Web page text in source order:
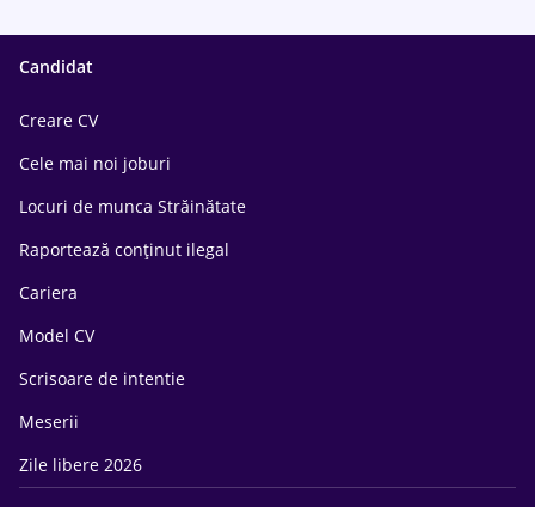
Candidat
Creare CV
Cele mai noi joburi
Locuri de munca Străinătate
Raportează conținut ilegal
Cariera
Model CV
Scrisoare de intentie
Meserii
Zile libere 2026